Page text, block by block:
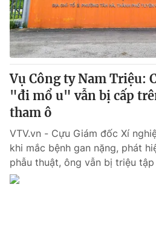
Thế giới đó đây
Câu chuyện quốc tế
Tài chính
Thị trường
Góc doanh nghiệp
Dữ liệu và đời sống
Truyền hình
Phim VTV
Hậu trường
Nhân vật
Khán giả
Giải sao mai
Giải trí
Âm nhạc
Sao
Đời sống
Du lịch
Làm đẹp
Giáo dục
Vụ Công ty Nam Triệu:
"đi mổ u" vẫn bị cấp
tham ô
VTV.vn - Cựu Giám đốc Xí
khi mắc bệnh gan nặng, phát
phẫu thuật, ông vẫn bị triệu